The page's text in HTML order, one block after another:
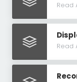
Read
Read